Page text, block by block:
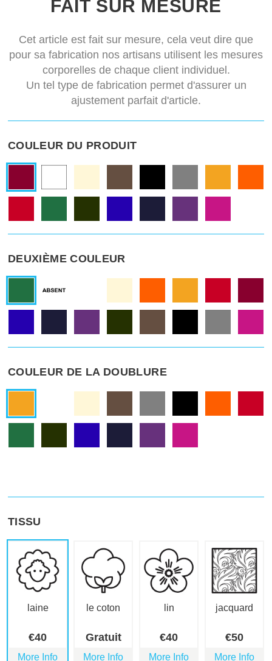
FAIT SUR MESURE
Cet article est fait sur mesure, cela veut dire que
pour sa fabrication nos artisans utilisent les mesures
corporelles de chaque client individuel.
Un tel type de fabrication permet d'assurer un
ajustement parfait d'article.
COULEUR DU PRODUIT
DEUXIÈME COULEUR
COULEUR DE LA DOUBLURE
TISSU
laine
€40
More Info
le coton
Gratuit
More Info
lin
€40
More Info
jacquard
€50
More Info